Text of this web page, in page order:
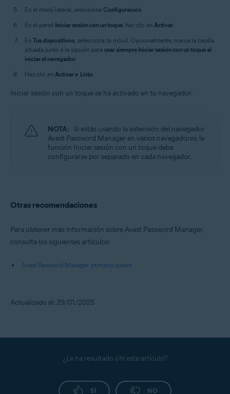
En el menú lateral, selecciona Configuración.
En el panel Iniciar sesión con un toque, haz clic en Activar.
En Tus dispositivos, selecciona tu móvil. Opcionalmente, marca la casilla
situada junto a la opción para usar siempre Iniciar sesión con un toque al
iniciar el navegador.
Haz clic en Activar ▸ Listo.
Iniciar sesión con un toque se ha activado en tu navegador.
NOTA: Si estás usando la extensión del navegador
Avast Password Manager en varios navegadores, la
función Iniciar sesión con un toque debe
configurarse por separado en cada navegador.
Otras recomendaciones
Para obtener más información sobre Avast Password Manager,
consulta los siguientes artículos:
Avast Password Manager: primeros pasos
Actualizado el: 29/01/2025
¿Le ha resultado útil este artículo?
SÍ NO